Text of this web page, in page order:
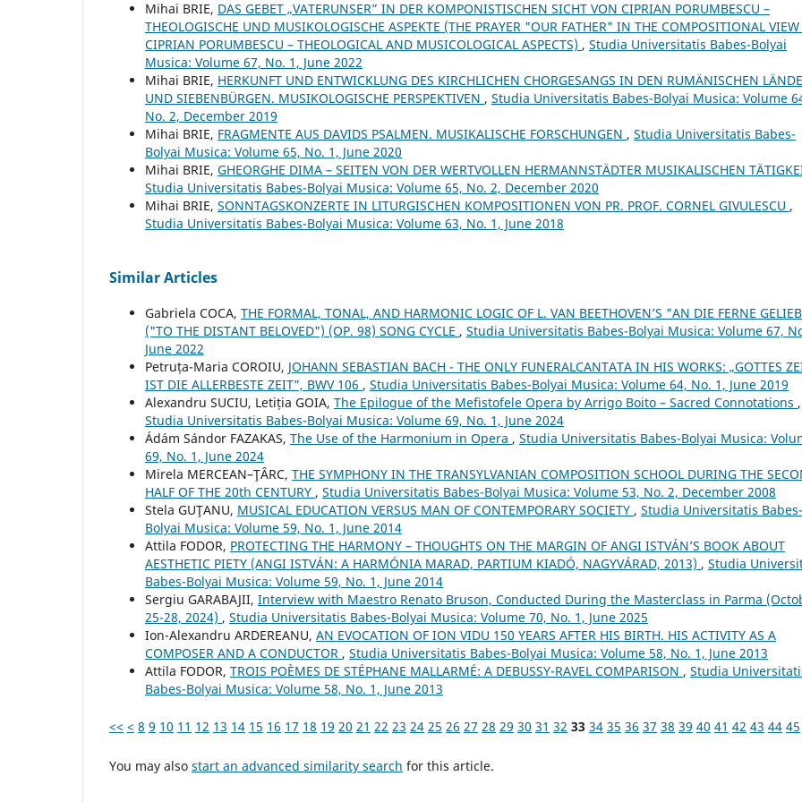
Mihai BRIE, DAS GEBET „VATERUNSER” IN DER KOMPONISTISCHEN SICHT VON CIPRIAN PORUMBESCU –
THEOLOGISCHE UND MUSIKOLOGISCHE ASPEKTE (THE PRAYER "OUR FATHER" IN THE COMPOSITIONAL VIEW
CIPRIAN PORUMBESCU – THEOLOGICAL AND MUSICOLOGICAL ASPECTS) , Studia Universitatis Babes-Bolyai
Musica: Volume 67, No. 1, June 2022
Mihai BRIE, HERKUNFT UND ENTWICKLUNG DES KIRCHLICHEN CHORGESANGS IN DEN RUMÄNISCHEN
UND SIEBENBÜRGEN. MUSIKOLOGISCHE PERSPEKTIVEN , Studia Universitatis Babes-Bolyai Musica: Volume
No. 2, December 2019
Mihai BRIE, FRAGMENTE AUS DAVIDS PSALMEN. MUSIKALISCHE FORSCHUNGEN , Studia Universitatis Babes-
Bolyai Musica: Volume 65, No. 1, June 2020
Mihai BRIE, GHEORGHE DIMA – SEITEN VON DER WERTVOLLEN HERMANNSTÄDTER MUSIKALISCHEN
Studia Universitatis Babes-Bolyai Musica: Volume 65, No. 2, December 2020
Mihai BRIE, SONNTAGSKONZERTE IN LITURGISCHEN KOMPOSITIONEN VON PR. PROF. CORNEL GIVULESCU ,
Studia Universitatis Babes-Bolyai Musica: Volume 63, No. 1, June 2018
Similar Articles
Gabriela COCA, THE FORMAL, TONAL, AND HARMONIC LOGIC OF L. VAN BEETHOVEN’S "AN DIE FERNE
("TO THE DISTANT BELOVED") (OP. 98) SONG CYCLE , Studia Universitatis Babes-Bolyai Musica: Volume 67,
June 2022
Petruța-Maria COROIU, JOHANN SEBASTIAN BACH - THE ONLY FUNERALCANTATA IN HIS WORKS: „GOTTES
IST DIE ALLERBESTE ZEIT”, BWV 106 , Studia Universitatis Babes-Bolyai Musica: Volume 64, No. 1, June 2019
Alexandru SUCIU, Letiția GOIA, The Epilogue of the Mefistofele Opera by Arrigo Boito – Sacred Connotations ,
Studia Universitatis Babes-Bolyai Musica: Volume 69, No. 1, June 2024
Ádám Sándor FAZAKAS, The Use of the Harmonium in Opera , Studia Universitatis Babes-Bolyai Musica:
69, No. 1, June 2024
Mirela MERCEAN–ŢÂRC, THE SYMPHONY IN THE TRANSYLVANIAN COMPOSITION SCHOOL DURING THE
HALF OF THE 20th CENTURY , Studia Universitatis Babes-Bolyai Musica: Volume 53, No. 2, December 2008
Stela GUŢANU, MUSICAL EDUCATION VERSUS MAN OF CONTEMPORARY SOCIETY , Studia Universitatis Babes-
Bolyai Musica: Volume 59, No. 1, June 2014
Attila FODOR, PROTECTING THE HARMONY – THOUGHTS ON THE MARGIN OF ANGI ISTVÁN’S BOOK ABOUT
AESTHETIC PIETY (ANGI ISTVÁN: A HARMÓNIA MARAD, PARTIUM KIADÓ, NAGYVÁRAD, 2013) , Studia
Babes-Bolyai Musica: Volume 59, No. 1, June 2014
Sergiu GARABAJII, Interview with Maestro Renato Bruson, Conducted During the Masterclass in Parma
25-28, 2024) , Studia Universitatis Babes-Bolyai Musica: Volume 70, No. 1, June 2025
Ion-Alexandru ARDEREANU, AN EVOCATION OF ION VIDU 150 YEARS AFTER HIS BIRTH. HIS ACTIVITY AS A
COMPOSER AND A CONDUCTOR , Studia Universitatis Babes-Bolyai Musica: Volume 58, No. 1, June 2013
Attila FODOR, TROIS POÈMES DE STÉPHANE MALLARMÉ: A DEBUSSY-RAVEL COMPARISON , Studia
Babes-Bolyai Musica: Volume 58, No. 1, June 2013
<< < 8 9 10 11 12 13 14 15 16 17 18 19 20 21 22 23 24 25 26 27 28 29 30 31 32 33 34 35 36 37 38 39 40 41 42 43 44 45
You may also start an advanced similarity search for this article.